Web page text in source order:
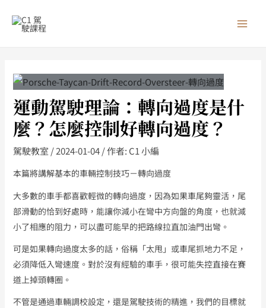
運動駕駛理論：轉向過度是什
麼？怎麼控制好轉向過度？
駕駛教室 /2024-01-04/ 作者: C1 小編
本篇將講解基本的車輛控制技巧－轉向過度
大多數的車手都喜歡輕微的轉向過度，因為如果車尾夠靈活，尾
部滑動的恰到好處時，能讓你減小在彎中方向盤的角度，也就減
小了相應的阻力，可以盡可能早的把路線拉直加油門出彎。
可是如果轉向過度太多的話，俗稱「太甩」或車尾抓地力不足，
必須降低入彎速度。對於沒有經驗的車手，很可能失控直接在賽
道上掉頭轉圈。
不管是通過車輛調校設定，還是駕駛技術的精進，我們的目標就